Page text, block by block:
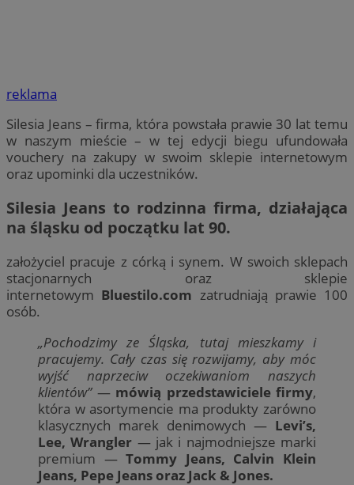
reklama
Silesia Jeans – firma, która powstała prawie 30 lat temu
w naszym mieście – w tej edycji biegu ufundowała
vouchery na zakupy w swoim sklepie internetowym
oraz upominki dla uczestników.
Silesia Jeans to rodzinna firma, działająca
na śląsku od początku lat 90.
założyciel pracuje z córką i synem. W swoich sklepach
stacjonarnych oraz sklepie
internetowym Bluestilo.com zatrudniają prawie 100
osób.
„Pochodzimy ze Śląska, tutaj mieszkamy i
pracujemy. Cały czas się rozwijamy, aby móc
wyjść naprzeciw oczekiwaniom naszych
klientów”— mówią przedstawiciele firmy,
która w asortymencie ma produkty zarówno
klasycznych marek denimowych — Levi’s,
Lee, Wrangler — jak i najmodniejsze marki
premium —Tommy Jeans, Calvin Klein
Jeans, Pepe Jeans oraz Jack & Jones.